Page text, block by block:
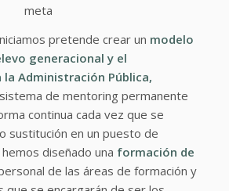
meta
pretende crear un modelo
generacional y el
Administración Pública,
de mentoring permanente
continua cada vez que se
sustitución en un puesto de
diseñado una formación de
de las áreas de formación y